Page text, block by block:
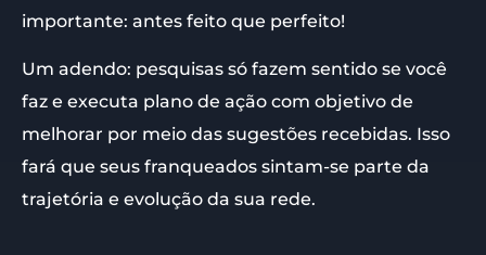
importante: antes feito que perfeito!
Um adendo: pesquisas só fazem sentido se você
faz e executa plano de ação com objetivo de
melhorar por meio das sugestões recebidas. Isso
fará que seus franqueados sintam-se parte da
trajetória e evolução da sua rede.